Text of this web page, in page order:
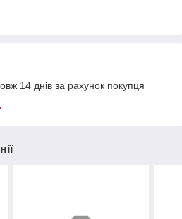
14 днів за рахунок покупця